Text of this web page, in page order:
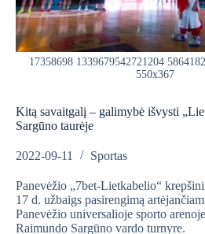
17358698 1339679542721204
550x367
Kitą savaitgalį – galimybė išvysti
Sargūno taurėje
2022-09-11 Sportas
Panevėžio „7bet-Lietkabelio“
17 d. užbaigs pasirengimą
Panevėžio universalioje sporto
Raimundo Sargūno vardo turnyre.